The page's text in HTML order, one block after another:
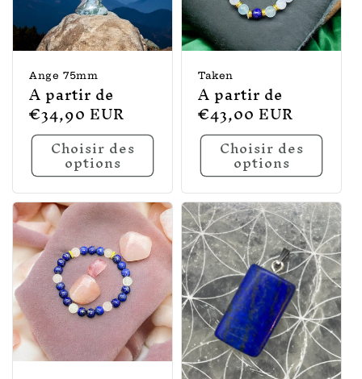
Ange 75mm
Prix
habituel
A partir de
€34,90 EUR
Choisir des
options
Taken
Prix
habituel
A partir de
€43,00 EUR
Choisir des
options